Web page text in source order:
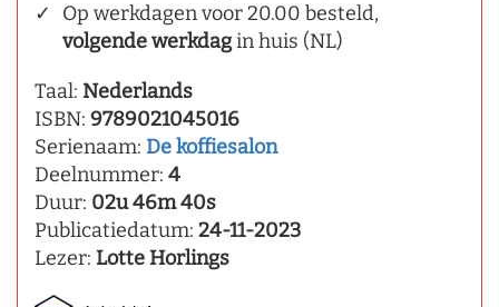
Op werkdagen voor 20.00 besteld,
volgende werkdagin huis (NL)
Taal: Nederlands
ISBN: 9789021045016
Serienaam: De koffiesalon
Deelnummer: 4
Duur: 02u 46m 40s
Publicatiedatum: 24-11-2023
Lezer: Lotte Horlings